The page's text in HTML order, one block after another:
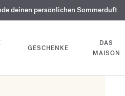
velvet moodin Ihrer Bestellung*
Düfte und Körperöle bis zum 9. August
deinen persönlichen Sommerduft
GESCHENKE
DAS
MAISON